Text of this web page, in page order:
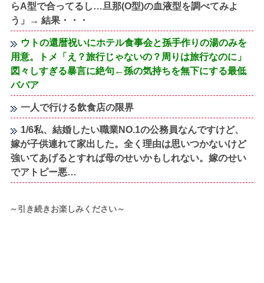
らA型で合ってるし…旦那(O型)の血液型を調べてみよ
う」→ 結果・・・
ウトの還暦祝いにホテル食事会と孫手作りの湯のみを
用意。トメ「え？旅行じゃないの？周りは旅行なのに」
図々しすぎる暴言に絶句←孫の気持ちを無下にする最低
ババア
一人で行ける飲食店の限界
1/6私、結婚したい職業NO.1の公務員なんですけど、
嫁が子供連れて家出した。全く理由は思いつかないけど
強いてあげるとすれば母のせいかもしれない。嫁のせい
でアトピー悪…
～引き続きお楽しみください～